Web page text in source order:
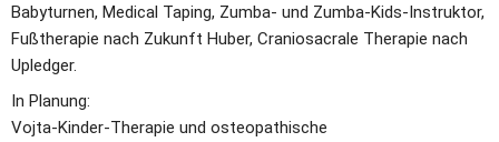
Babyturnen, Medical Taping, Zumba- und Zumba-Kids-Instruktor,
Fußtherapie nach Zukunft Huber, Craniosacrale Therapie nach
Upledger.
In Planung:
Vojta-Kinder-Therapie und osteopathische